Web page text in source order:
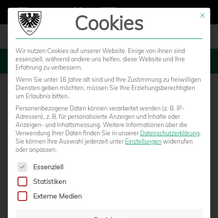
MENU
HENRY MÜLLER PFEIFT DAS
Mit
Cookies
Wir nutzen Cookies auf unserer Website. Einige von ihnen sind
essenziell, während andere uns helfen, diese Website und Ihre
Erfahrung zu verbessern.
Wenn Sie unter 16 Jahre alt sind und Ihre Zustimmung zu freiwilligen
Diensten geben möchten, müssen Sie Ihre Erziehungsberechtigten
um Erlaubnis bitten.
Personenbezogene Daten können verarbeitet werden (z. B. IP-
Adressen), z. B. für personalisierte Anzeigen und Inhalte oder
Anzeigen- und Inhaltsmessung. Weitere Informationen über die
Verwendung Ihrer Daten finden Sie in unserer Datenschutzerklärung.
Sie können Ihre Auswahl jederzeit unter Einstellungen widerrufen
oder anpassen.
Es folgt eine Liste der Service-Gruppen, für die eine
Essenziell
Statistiken
Externe Medien